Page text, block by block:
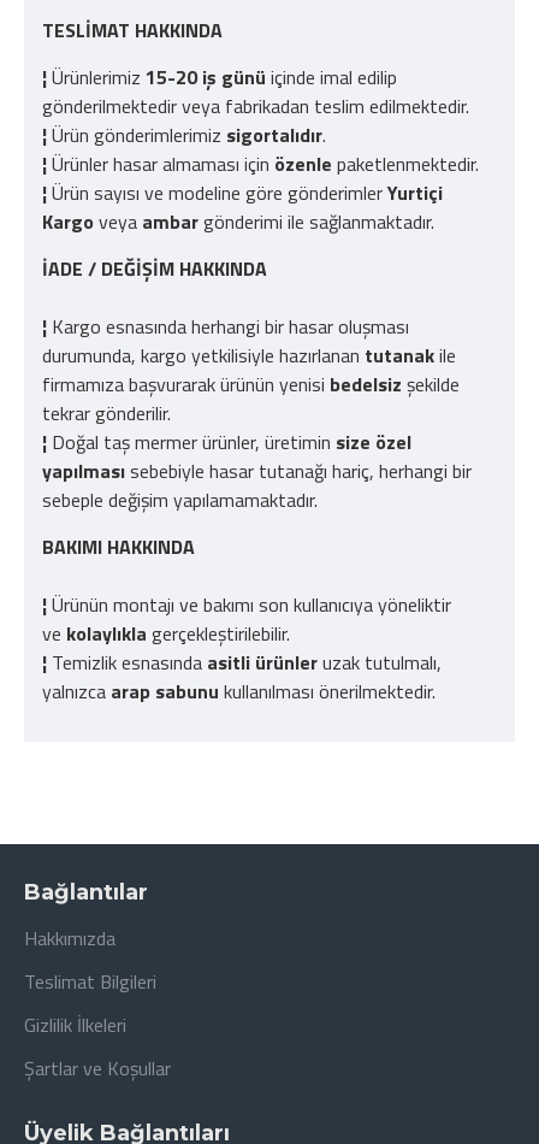
TESLİMAT HAKKINDA
¦Ürünlerimiz 15-20 iş günü içinde imal edilip
gönderilmektedir veya fabrikadan teslim edilmektedir.
¦Ürün gönderimlerimiz sigortalıdır.
¦Ürünler hasar almaması için özenle paketlenmektedir.
¦Ürün sayısı ve modeline göre gönderimlerYurtiçi
Kargo veya ambargönderimi ile sağlanmaktadır.
İADE / DEĞİŞİM HAKKINDA
¦ Kargo esnasında herhangi bir hasar oluşması
durumunda, kargo yetkilisiyle hazırlanan tutanakile
firmamıza başvurarak ürünün yenisi bedelsiz şekilde
tekrar gönderilir.
¦ Doğal taş mermer ürünler, üretimin size özel
yapılmasısebebiyle hasar tutanağı hariç, herhangi bir
sebeple değişim yapılamamaktadır.
BAKIMI HAKKINDA
¦Ürünün montajı ve bakımı son kullanıcıya yöneliktir
ve kolaylıkla gerçekleştirilebilir.
¦ Temizlik esnasında asitli ürünleruzak tutulmalı,
yalnızca arap sabunu kullanılması önerilmektedir.
Bağlantılar
Hakkımızda
Teslimat Bilgileri
Gizlilik İlkeleri
Şartlar ve Koşullar
Üyelik Bağlantıları